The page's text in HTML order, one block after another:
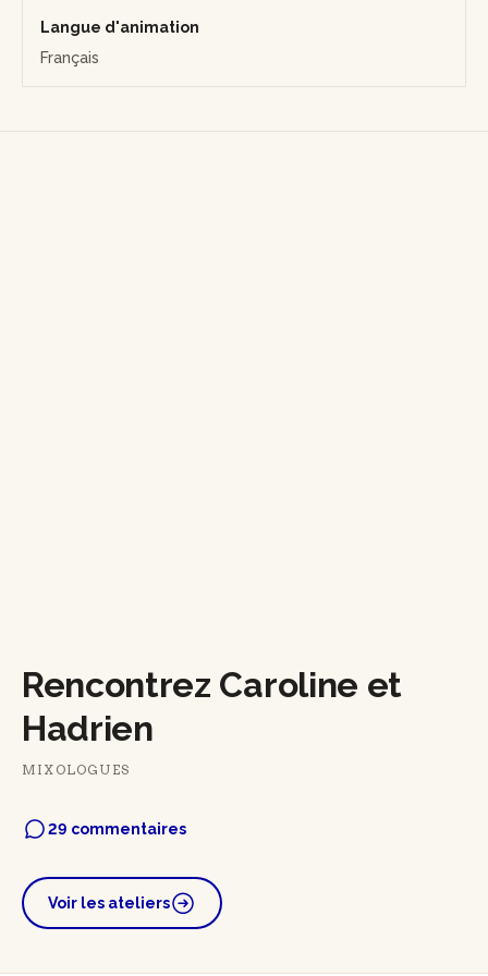
mixologie et leur offrir des cocktails exceptionnels que
Langue d'animation
Français
Rencontrez Caroline et
Hadrien
MIXOLOGUES
29 commentaires
Voir les ateliers